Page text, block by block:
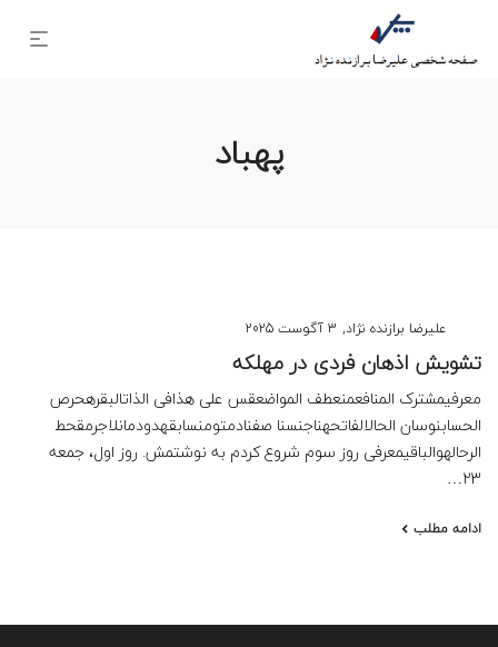
پهباد
توسطعلیرضا برازنده نژاد نوشته
در
3 آگوست 2025
تشویش اذهان فردی در مهلکه
معرفیمشترک المنافعمنعطف المواضعقس علی هذافی الذاتالبقرهحرص
الحسابنوسان الحالالفاتحهناجنسنا صفنادمتومنسابقهدودمانلاجرمقحط
الرحالهوالباقیمعرفی روز سوم شروع کردم به نوشتمش. روز اول، جمعه
23…
ادامه مطلب